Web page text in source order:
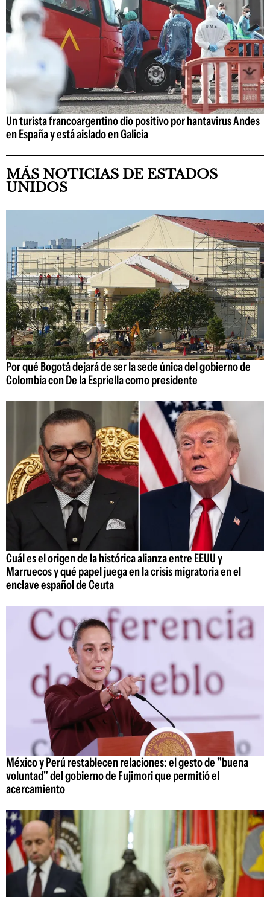
Un turista francoargentino dio positivo por hantavirus Andes
en España y está aislado en Galicia
MÁS NOTICIAS DE ESTADOS
UNIDOS
Por qué Bogotá dejará de ser la sede única del gobierno de
Colombia con De la Espriella como presidente
Cuál es el origen de la histórica alianza entre EEUU y
Marruecos y qué papel juega en la crisis migratoria en el
enclave español de Ceuta
México y Perú restablecen relaciones: el gesto de "buena
voluntad" del gobierno de Fujimori que permitió el
acercamiento